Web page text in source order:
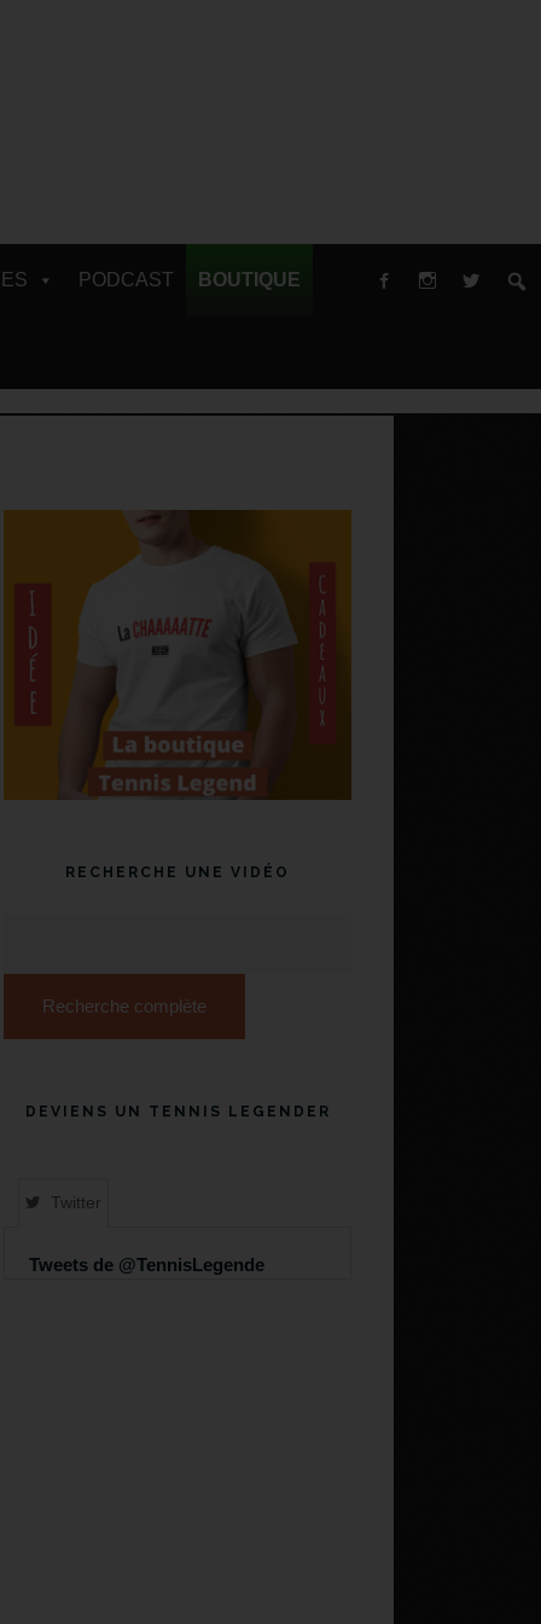
PODCAST BOUTIQUE
RECHERCHE UNE VIDÉO
Recherche complète
DEVIENS UN TENNIS LEGENDER
Twitter
Tweets de @TennisLegende